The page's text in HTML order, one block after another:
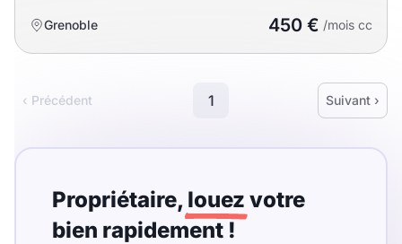
Grenoble 450 € /mois cc
‹ Précédent 1 Suivant ›
Propriétaire, louez votre
bien rapidement !